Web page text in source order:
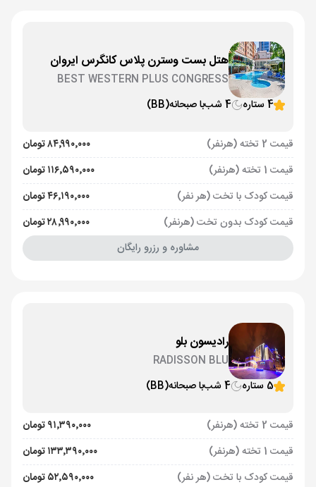
هتل بست وسترن پلاس کانگرس ایروان
BEST WESTERN PLUS CONGRESS
4 ستاره
4 شب با صبحانه(BB)
قیمت 2 تخته (هرنفر)
۸۴٬۹۹۰٬۰۰۰ تومان
قیمت 1 تخته (هرنفر)
۱۱۶٬۵۹۰٬۰۰۰ تومان
قیمت کودک با تخت (هر نفر)
۴۶٬۱۹۰٬۰۰۰ تومان
قیمت کودک بدون تخت (هرنفر)
۲۸٬۹۹۰٬۰۰۰ تومان
مشاوره و رزرو رایگان
رادیسون بلو
RADISSON BLU
5 ستاره
4 شب با صبحانه(BB)
قیمت 2 تخته (هرنفر)
۹۱٬۳۹۰٬۰۰۰ تومان
قیمت 1 تخته (هرنفر)
۱۳۳٬۳۹۰٬۰۰۰ تومان
قیمت کودک با تخت (هر نفر)
۵۲٬۵۹۰٬۰۰۰ تومان